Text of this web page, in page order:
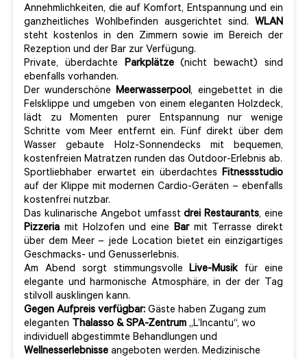
Annehmlichkeiten, die auf Komfort, Entspannung und ein
ganzheitliches Wohlbefinden ausgerichtet sind. WLAN
steht kostenlos in den Zimmern sowie im Bereich der
Rezeption und der Bar zur Verfügung.
Private, überdachte Parkplätze(nicht bewacht) sind
ebenfalls vorhanden.
Der wunderschöneMeerwasserpool, eingebettet in die
Felsklippe und umgeben von einem eleganten Holzdeck,
lädt zu Momenten purer Entspannung nur wenige
Schritte vom Meer entfernt ein. Fünf direkt über dem
Wasser gebaute Holz-Sonnendecks mit bequemen,
kostenfreien Matratzen runden das Outdoor-Erlebnis ab.
Sportliebhaber erwartet ein überdachtes Fitnessstudio
auf der Klippe mit modernen Cardio-Geräten – ebenfalls
kostenfrei nutzbar.
Das kulinarische Angebot umfasstdrei Restaurants, eine
Pizzeria mit Holzofen und eine Barmit Terrasse direkt
über dem Meer – jede Location bietet ein einzigartiges
Geschmacks- und Genusserlebnis.
Am Abend sorgt stimmungsvolleLive-Musik für eine
elegante und harmonische Atmosphäre, in der der Tag
stilvoll ausklingen kann.
Gegen Aufpreis verfügbar: Gäste haben Zugang zum
eleganten Thalasso & SPA-Zentrum „L’Incantu“, wo
individuell abgestimmte Behandlungen und
Wellnesserlebnisse angeboten werden. Medizinische